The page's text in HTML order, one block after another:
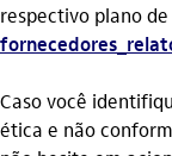
respectivo plano
Caso você
ética e não